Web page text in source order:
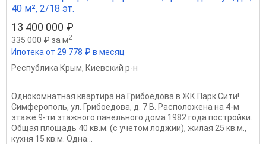
40 м², 2/18 эт.
13 400 000 ₽
335 000 ₽ за м2
Ипотека от 29 778 ₽ в месяц
Республика Крым, Киевский р-н
Однокомнатная квартира на Грибоедова в ЖК Парк Сити!
Симферополь, ул. Грибоедова, д. 7 В. Расположена на 4-м
этаже 9-ти этажного панельного дома 1982 года постройки.
Общая площадь 40 кв.м. (с учетом лоджии), жилая 25 кв.м.,
кухня 15 кв.м. Одна...